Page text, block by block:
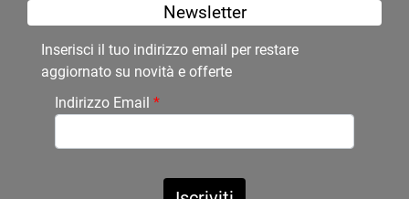
Newsletter
Inserisci il tuo indirizzo email per restare
aggiornato su novità e offerte
Indirizzo Email *